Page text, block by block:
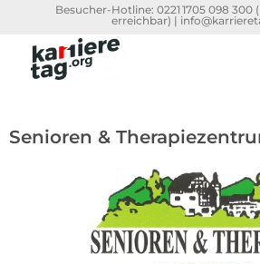
Besucher-Hotline:0221 1705 098 300
erreichbar) |
Senioren &